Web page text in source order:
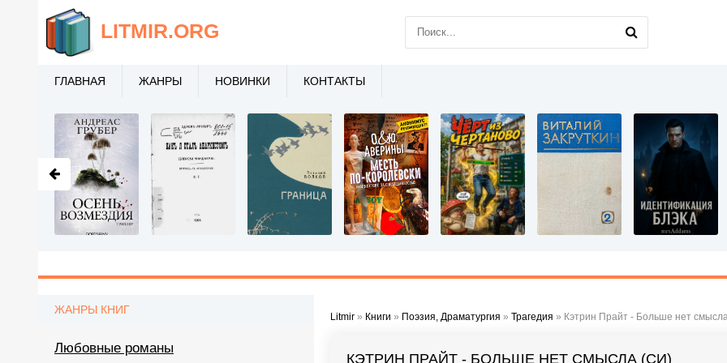
Litmir » Книги » Поэзия, Драматургия » Трагедия » Кэтрин Прайт - Больше нет
КЭТРИН ПРАЙТ - БОЛЬШЕ НЕТ СМЫСЛА (СИ)
ЖАНРЫ КНИГ
Любовные романы
LITMIR.ORG
ГЛАВНАЯ ЖАНРЫ НОВИНКИ КОНТАКТЫ